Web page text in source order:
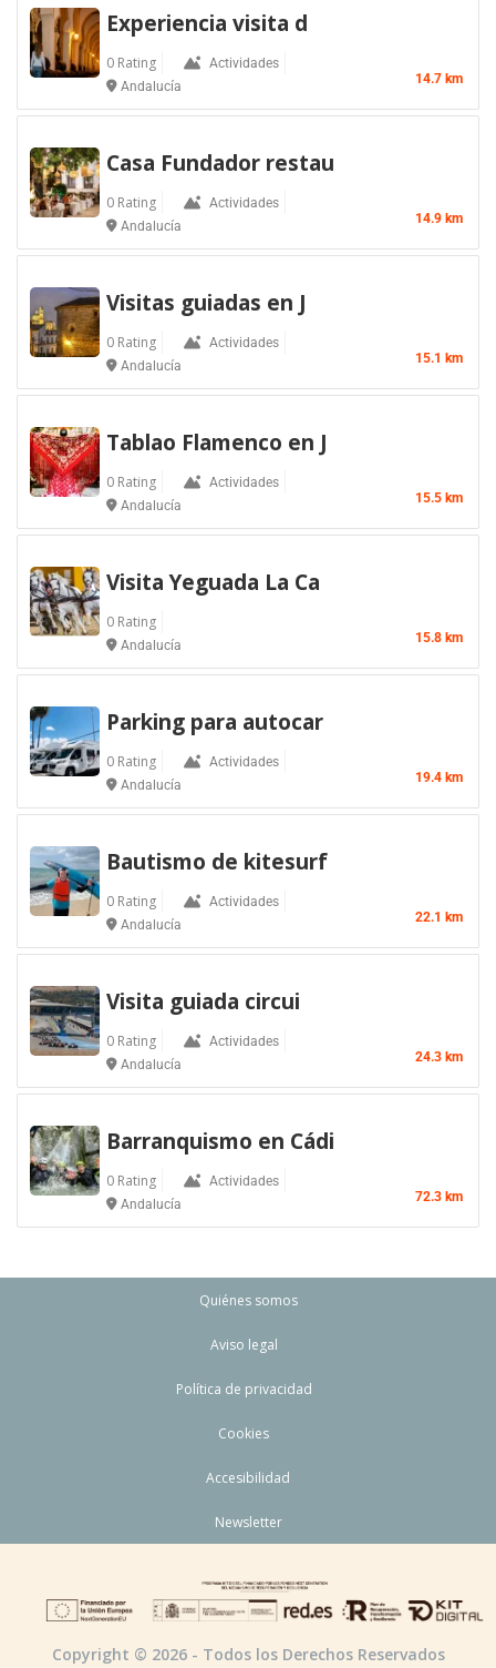
Experiencia visita d
0 Rating
Actividades
Andalucía
14.7 km
Casa Fundador restau
0 Rating
Actividades
Andalucía
14.9 km
Visitas guiadas en J
0 Rating
Actividades
Andalucía
15.1 km
Tablao Flamenco en J
0 Rating
Actividades
Andalucía
15.5 km
Visita Yeguada La Ca
0 Rating
Andalucía 15.8 km
Parking para autocar
0 Rating
Actividades
Andalucía
19.4 km
Bautismo de kitesurf
0 Rating
Actividades
Andalucía
22.1 km
Visita guiada circui
0 Rating
Actividades
Andalucía
24.3 km
Barranquismo en Cádi
0 Rating
Actividades
Andalucía
72.3 km
Quiénes somos
Aviso legal
Política de privacidad
Cookies
Accesibilidad
Newsletter
Copyright © 2026 - Todos los Derechos Reservados